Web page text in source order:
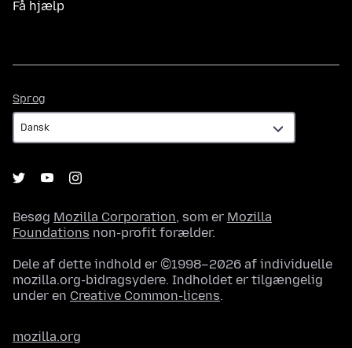
Få hjælp
Sprog
Besøg Mozilla Corporation, som er Mozilla
Foundations non-profit forælder.
Dele af dette indhold er ©1998–2026 af individuelle
mozilla.org-bidragsydere. Indholdet er tilgængelig
under en Creative Common-licens.
mozilla.org